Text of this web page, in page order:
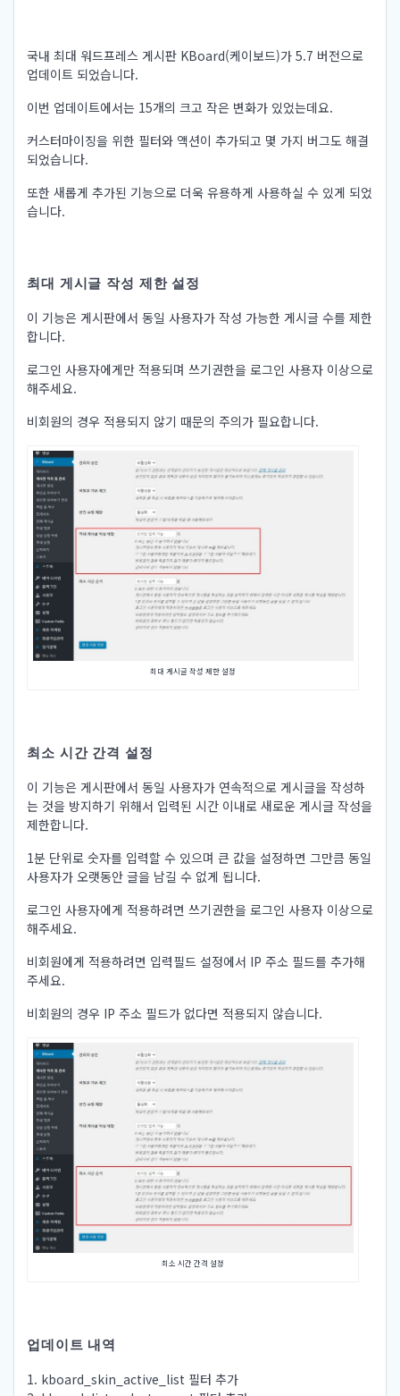
국내 최대 워드프레스 게시판 KBoard(케이보드)가 5.7 버전으로
업데이트 되었습니다.
이번 업데이트에서는 15개의 크고 작은 변화가 있었는데요.
커스터마이징을 위한 필터와 액션이 추가되고 몇 가지 버그도 해결
되었습니다.
또한 새롭게 추가된 기능으로 더욱 유용하게 사용하실 수 있게 되었
습니다.
최대 게시글 작성 제한 설정
이 기능은 게시판에서 동일 사용자가 작성 가능한 게시글 수를 제한
합니다.
로그인 사용자에게만 적용되며 쓰기권한을 로그인 사용자 이상으로
해주세요.
비회원의 경우 적용되지 않기 때문의 주의가 필요합니다.
최대 게시글 작성 제한 설정
최소 시간 간격 설정
이 기능은 게시판에서 동일 사용자가 연속적으로 게시글을 작성하
는 것을 방지하기 위해서 입력된 시간 이내로 새로운 게시글 작성을
제한합니다.
1분 단위로 숫자를 입력할 수 있으며 큰 값을 설정하면 그만큼 동일
사용자가 오랫동안 글을 남길 수 없게 됩니다.
로그인 사용자에게 적용하려면 쓰기권한을 로그인 사용자 이상으로
해주세요.
비회원에게 적용하려면 입력필드 설정에서 IP 주소 필드를 추가해
주세요.
비회원의 경우 IP 주소 필드가 없다면 적용되지 않습니다.
최소 시간 간격 설정
업데이트 내역
1. kboard_skin_active_list 필터 추가